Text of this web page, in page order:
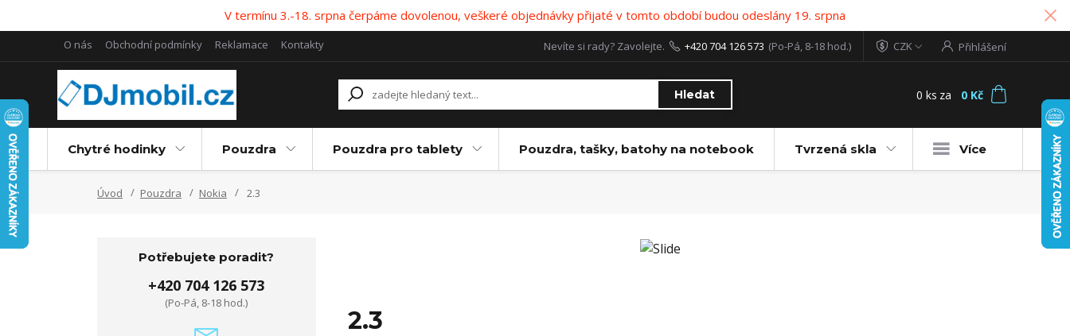
V termínu 3.-18. srpna čerpáme dovolenou, veškeré objednávky přijaté v tomto období budou odeslány 19. srpna
O nás Obchodní podmínky Reklamace Kontakty CZK Přihlášení
Hledat
Nevíte si rady? Zavolejte. +420 704 126 573 (Po-Pá, 8-18 hod.)
0 ks za 0 Kč
Chytré hodinky Pouzdra Pouzdra pro tablety Pouzdra, tašky, batohy na notebook Tvrzená skla Více
Úvod Pouzdra Nokia 2.3
2.3
Potřebujete poradit?
+420 704 126 573
(Po-Pá, 8-18 hod.)